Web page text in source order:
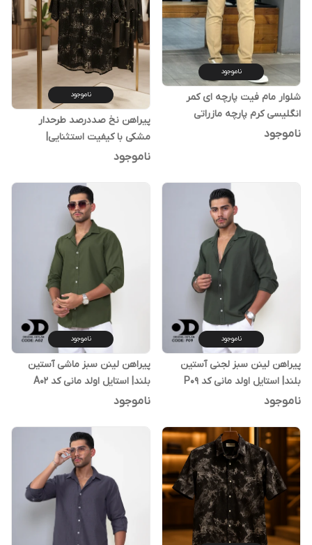
ناموجود
شلوار مام فیت پارچه ای کمر
انگلیسی کرم پارچه مازراتی
ناموجود
ناموجود
پیراهن نخ صددرصد طرحدار
مشکی با کیفیت استثنایی|
اورجینال دیلم
ناموجود
ناموجود
پیراهن لینن سبز لجنی آستین
بلند| استایل اولد مانی کد P09
ناموجود
ناموجود
پیراهن لینن سبز ماشی آستین
بلند| استایل اولد مانی کد A02
ناموجود